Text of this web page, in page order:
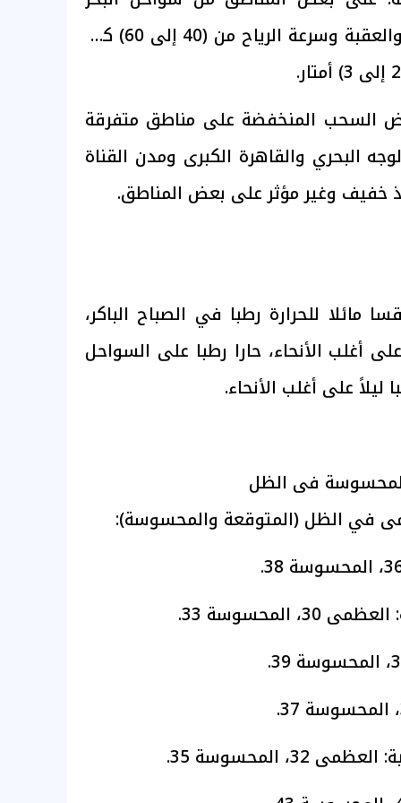
الأحمر وخليجي السويس والعقبة وسرعة الرياح من (40 إلى 60) كم/
المنخفضة على مناطق متفرقة
البحري والقاهرة الكبرى ومدن القناة
خفيف وغير مؤثر على بعض المناطق.
للحرارة رطبا في الصباح الباكر،
أغلب الأنحاء، حارا رطبا على السواحل
ليلاً على أغلب الأنحاء.
فى الظل
في الظل (المتوقعة والمحسوسة):
المحسوسة 33.
المحسوسة 35.